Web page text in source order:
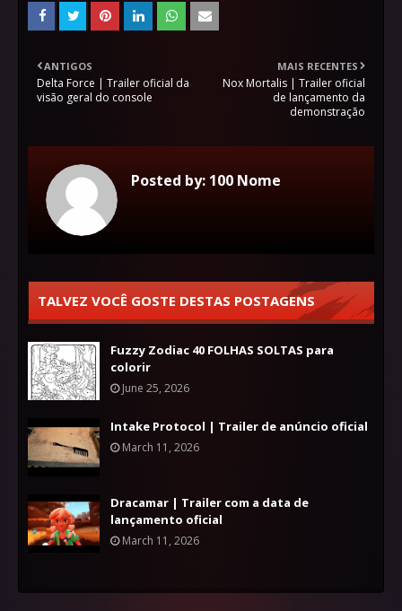
MAIS RECENTES
Nox Mortalis | Trailer oficial
de lançamento da
demonstração
ANTIGOS
Delta Force | Trailer oficial da
visão geral do console
Posted by: 100 Nome
TALVEZ VOCÊ GOSTE DESTAS POSTAGENS
Fuzzy Zodiac 40 FOLHAS SOLTAS para
colorir
June 25, 2026
Intake Protocol | Trailer de anúncio oficial
March 11, 2026
Dracamar | Trailer com a data de
lançamento oficial
March 11, 2026